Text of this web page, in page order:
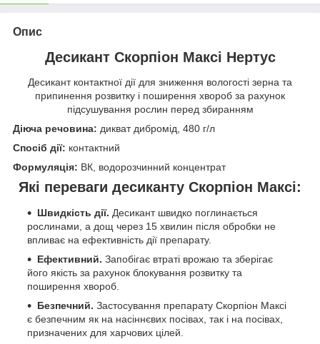
Опис
Десикант Скорпіон Максі Нертус
Десикант контактної дії для зниження вологості зерна та
припинення розвитку і поширення хвороб за рахунок
підсушування рослин перед збиранням
Діюча речовина: дикват дибромід, 480 г/л
Спосіб дії: контактний
Формуляція: ВК, водорозчинний концентрат
Які переваги десиканту Скорпіон Максі:
Швидкість дії. Десикант швидко поглинається
рослинами, а дощ через 15 хвилин після обробки не
впливає на ефективність дії препарату.
Ефективний. Запобігає втраті врожаю та зберігає
його якість за рахунок блокування розвитку та
поширення хвороб.
Безпечний. Застосування препарату Скорпіон Максі
є безпечним як на насіннєвих посівах, так і на посівах,
призначених для харчових цілей.